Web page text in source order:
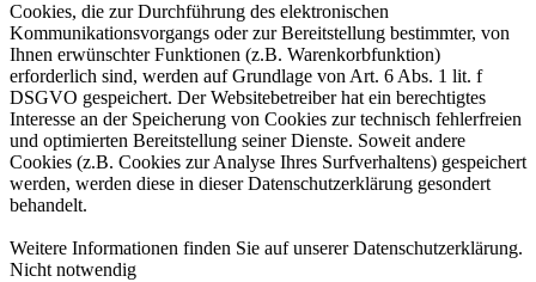
Cookies, die zur Durchführung des elektronischen
Kommunikationsvorgangs oder zur Bereitstellung bestimmter, von
Ihnen erwünschter Funktionen (z.B. Warenkorbfunktion)
erforderlich sind, werden auf Grundlage von Art. 6 Abs. 1 lit. f
DSGVO gespeichert. Der Websitebetreiber hat ein berechtigtes
Interesse an der Speicherung von Cookies zur technisch fehlerfreien
und optimierten Bereitstellung seiner Dienste. Soweit andere
Cookies (z.B. Cookies zur Analyse Ihres Surfverhaltens) gespeichert
werden, werden diese in dieser Datenschutzerklärung gesondert
behandelt.
Weitere Informationen finden Sie auf unserer Datenschutzerklärung.
Nicht notwendig